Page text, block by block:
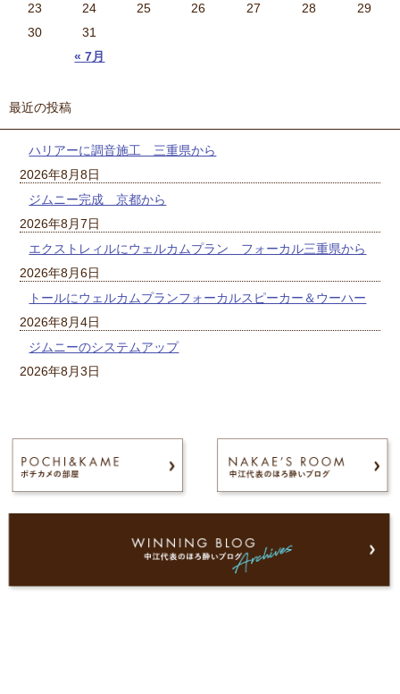
« 7月
23
24 25 26 27 28
29
30
31
最近の投稿
ハリアーに調音施工 三重県から
2026年8月8日
ジムニー完成 京都から
2026年8月7日
エクストレィルにウェルカムプラン フォーカル三重県から
2026年8月6日
トールにウェルカムプランフォーカルスピーカー＆ウーハー
2026年8月4日
ジムニーのシステムアップ
2026年8月3日